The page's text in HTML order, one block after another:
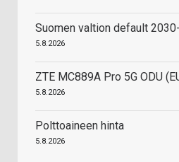
Suomen valtion default
5.8.2026
ZTE MC889A Pro 5G ODU
5.8.2026
Polttoaineen hinta
5.8.2026